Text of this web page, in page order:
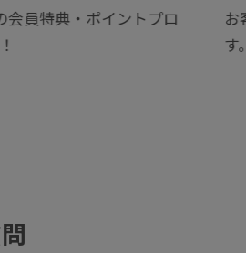
員特典・ポイントプロ
お
す